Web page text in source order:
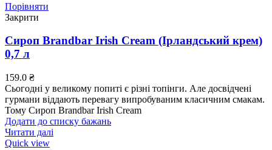
Порівняти
Закрити
Сироп Brandbar Irish Cream (Ірландський крем)
0,7 л
159.0 ₴
Сьогодні у великому попиті є різні топінги. Але досвідчені
гурмани віддають перевагу випробуваним класичним смакам.
Тому Сироп Brandbar Irish Cream
Додати до списку бажань
Читати далі
Quick view